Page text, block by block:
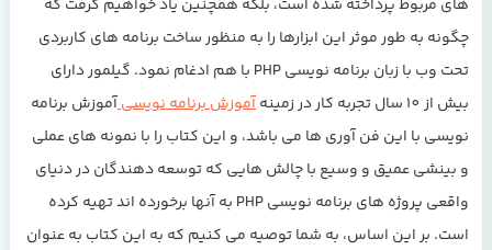
های مربوط پرداخته شده است، بلکه همچنین یاد خواهیم گرفت که
چگونه به طور موثر این ابزارها را به منظور ساخت برنامه های کاربردی
تحت وب با زبان برنامه نویسی PHP با هم ادغام نمود. گیلمور دارای
بیش از 10 سال تجربه کار در زمینه
آموزش برنامه نویسیآموزش برنامه
نویسی با این فن آوری ها می باشد، و این کتاب را با نمونه های عملی
و بینشی عمیق و وسیع با چالش هایی که توسعه دهندگان در دنیای
واقعی پروژه های برنامه نویسی PHP به آنها برخورده اند تهیه کرده
است. بر این اساس، به شما توصیه می کنیم که به این کتاب به عنوان